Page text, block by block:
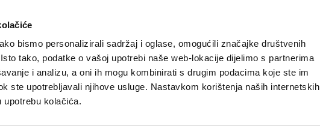
bismo personalizirali sadržaj i oglase, omogućili značajke društvenih
tako, podatke o vašoj upotrebi naše web-lokacije dijelimo s partnerima
i analizu, a oni ih mogu kombinirati s drugim podacima koje ste im
ste upotrebljavali njihove usluge. Nastavkom korištenja naših internetskih
upotrebu kolačića.